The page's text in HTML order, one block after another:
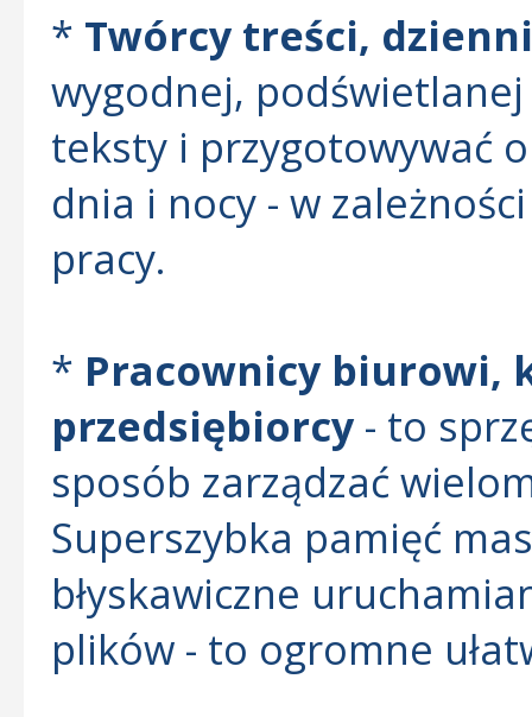
* Twórcy treści,
wygodnej,
teksty i przygotowywać
dnia i nocy - w
pracy.
* Pracownicy biurowi,
przedsiębiorcy- to
sposób zarządzać
Superszybka pamięć
błyskawiczne
plików - to ogromne